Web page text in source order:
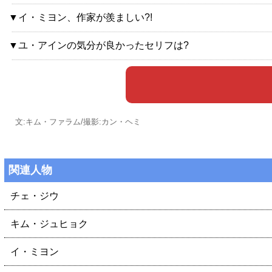
▼イ・ミヨン、作家が羨ましい?!
▼ユ・アインの気分が良かったセリフは?
文:キム・ファラム/撮影:カン・ヘミ
関連人物
チェ・ジウ
キム・ジュヒョク
イ・ミヨン